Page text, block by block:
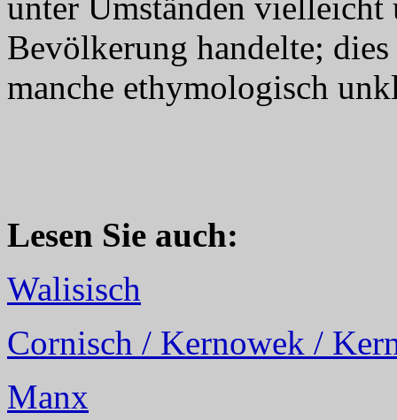
Bevölkerung handelte;
manche ethymologisch
Lesen Sie auch:
Walisisch
Cornisch / Kernowek /
Manx